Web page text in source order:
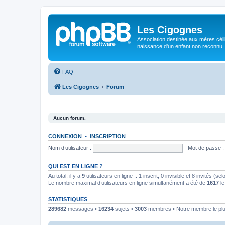
Les Cigognes
Association destinée aux mères
naissance d'un enfant non reconnu
FAQ
Les Cigognes Forum
Aucun forum.
CONNEXION • INSCRIPTION
Nom d’utilisateur :
Mot de passe :
QUI EST EN LIGNE ?
Au total, il y a 9 utilisateurs en ligne :: 1 inscrit, 0 invisible et 8 invités
Le nombre maximal d’utilisateurs en ligne simultanément a été de 1617
STATISTIQUES
289682 messages • 16234 sujets • 3003 membres • Notre membre le